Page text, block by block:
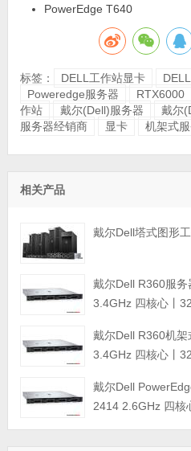
PowerEdge T640
标签： DELL工作站显卡
Poweredge服务器
RTX6000
作站
戴尔(Dell)服务器 戴尔
服务器经销商
显卡 机架式
相关产品
戴尔Dell塔式图形
戴尔Dell R360服
3.4GHz 四核心丨
戴尔Dell R360机
3.4GHz 四核心丨
修)
戴尔Dell
2414 2.6GHz 四核